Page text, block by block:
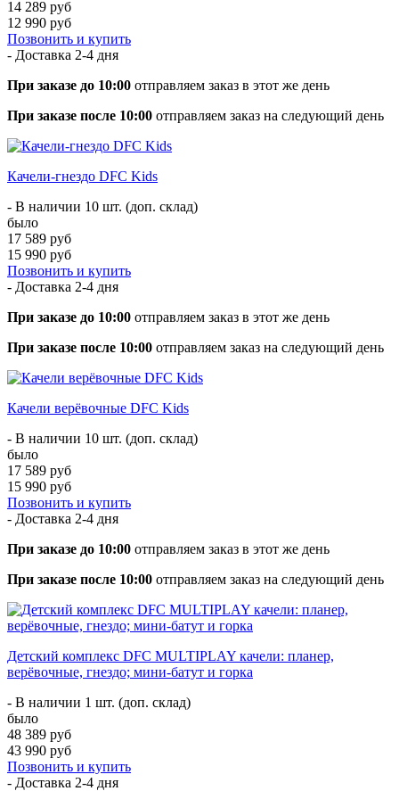
14 289 руб
12 990 руб
Позвонить и купить
- Доставка 2-4 дня
При заказе до 10:00 отправляем заказ в этот же день
При заказе после 10:00 отправляем заказ на следующий день
Качели-гнездо DFC Kids
- В наличии 10 шт. (доп. склад)
было
17 589 руб
15 990 руб
Позвонить и купить
- Доставка 2-4 дня
При заказе до 10:00 отправляем заказ в этот же день
При заказе после 10:00 отправляем заказ на следующий день
Качели верёвочные DFC Kids
- В наличии 10 шт. (доп. склад)
было
17 589 руб
15 990 руб
Позвонить и купить
- Доставка 2-4 дня
При заказе до 10:00 отправляем заказ в этот же день
При заказе после 10:00 отправляем заказ на следующий день
Детский комплекс DFC MULTIPLAY качели: планер,
верёвочные, гнездо; мини-батут и горка
- В наличии 1 шт. (доп. склад)
было
48 389 руб
43 990 руб
Позвонить и купить
- Доставка 2-4 дня